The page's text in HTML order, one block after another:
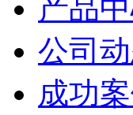
产品
公司
成功案